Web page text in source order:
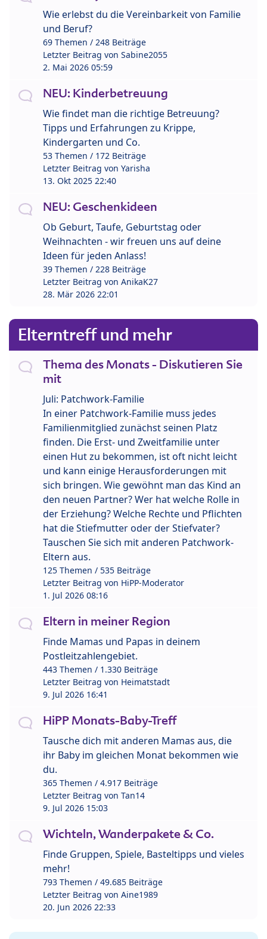
Wie erlebst du die Vereinbarkeit von Familie
und Beruf?
69 Themen / 248 Beiträge
Letzter Beitrag von Sabine2055
2. Mai 2026 05:59
NEU: Kinderbetreuung
Wie findet man die richtige Betreuung?
Tipps und Erfahrungen zu Krippe,
Kindergarten und Co.
53 Themen / 172 Beiträge
Letzter Beitrag von Yarisha
13. Okt 2025 22:40
NEU: Geschenkideen
Ob Geburt, Taufe, Geburtstag oder
Weihnachten - wir freuen uns auf deine
Ideen für jeden Anlass!
39 Themen / 228 Beiträge
Letzter Beitrag von AnikaK27
28. Mär 2026 22:01
Elterntreff und mehr
Thema des Monats - Diskutieren Sie
mit
Juli: Patchwork-Familie
In einer Patchwork-Familie muss jedes
Familienmitglied zunächst seinen Platz
finden. Die Erst- und Zweitfamilie unter
einen Hut zu bekommen, ist oft nicht leicht
und kann einige Herausforderungen mit
sich bringen. Wie gewöhnt man das Kind an
den neuen Partner? Wer hat welche Rolle in
der Erziehung? Welche Rechte und Pflichten
hat die Stiefmutter oder der Stiefvater?
Tauschen Sie sich mit anderen Patchwork-
Eltern aus.
125 Themen / 535 Beiträge
Letzter Beitrag von HiPP-Moderator
1. Jul 2026 08:16
Eltern in meiner Region
Finde Mamas und Papas in deinem
Postleitzahlengebiet.
443 Themen / 1.330 Beiträge
Letzter Beitrag von Heimatstadt
9. Jul 2026 16:41
HiPP Monats-Baby-Treff
Tausche dich mit anderen Mamas aus, die
ihr Baby im gleichen Monat bekommen wie
du.
365 Themen / 4.917 Beiträge
Letzter Beitrag von Tan14
9. Jul 2026 15:03
Wichteln, Wanderpakete & Co.
Finde Gruppen, Spiele, Basteltipps und vieles
mehr!
793 Themen / 49.685 Beiträge
Letzter Beitrag von Aine1989
20. Jun 2026 22:33